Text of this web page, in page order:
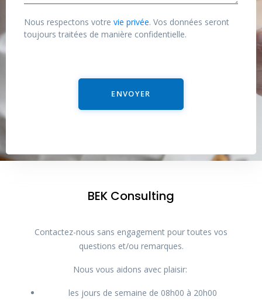
a
g
e
Nous respectons votre vie privée. Vos données seront
toujours traitées de manière confidentielle.
ENVOYER
BEK Consulting
Contactez-nous sans engagement pour toutes vos
questions et/ou remarques.
Nous vous aidons avec plaisir:
les jours de semaine de 08h00 à 20h00